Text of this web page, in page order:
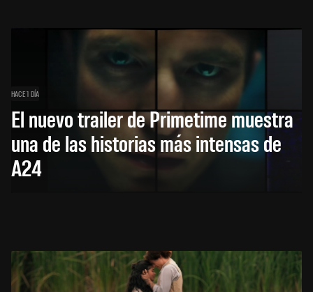
HACE 1 DÍA
El nuevo trailer de Primetime muestra
una de las historias más intensas de
A24